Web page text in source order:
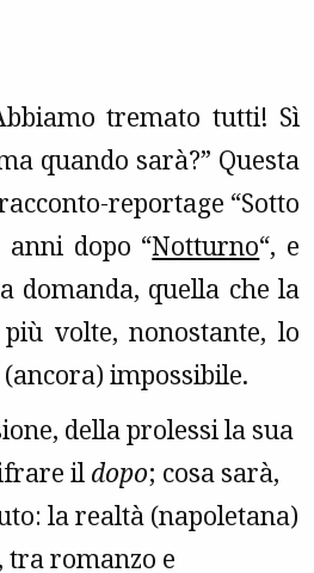
tremato tutti! Sì
quando sarà?” Questa
reportage “Sotto
dopo “Notturno“, e
domanda, quella che la
volte, nonostante, lo
impossibile.
della prolessi la sua
il dopo; cosa sarà,
la realtà (napoletana)
tra romanzo e